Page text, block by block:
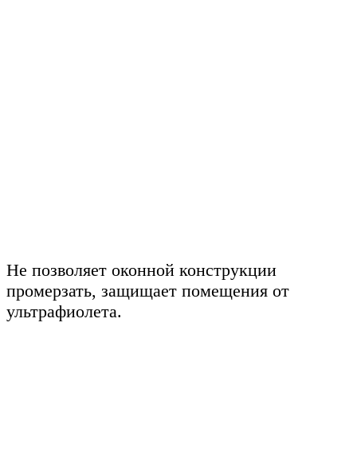
Не позволяет оконной конструкции
промерзать, защищает помещения от
ультрафиолета.